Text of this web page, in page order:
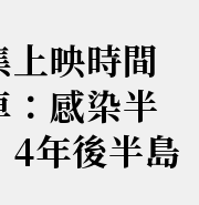
上映時間
感染半
年後半島